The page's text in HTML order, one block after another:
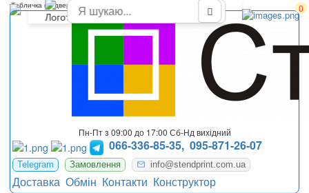
0
Пн-Пт з 09:00 до 17:00 Сб-Нд вихідний
066-336-85-35, 095-871-26-07
Telegram Замовлення info@stendprint.com.ua
Доставка Обмін Контакти Конструктор
Табличка на двери "Магистрат"